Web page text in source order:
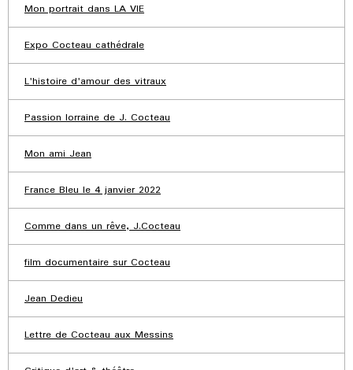
Mon portrait dans LA VIE
Expo Cocteau cathédrale
L'histoire d'amour des vitraux
Passion lorraine de J. Cocteau
Mon ami Jean
France Bleu le 4 janvier 2022
Comme dans un rêve, J.Cocteau
film documentaire sur Cocteau
Jean Dedieu
Lettre de Cocteau aux Messins